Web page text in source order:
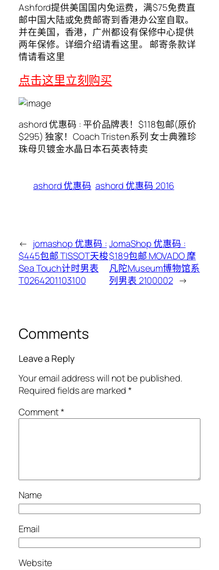
Ashford提供美国国内免运费，满$75免费直
邮中国大陆或免费邮寄到香港办公室自取。
并在美国，香港，广州都设有保修中心提供
两年保修。详细介绍请看这里。 邮寄条款详
情请看这里
点击这里立刻购买
ashord 优惠码 : 平价品牌表！$118包邮(原价
$295) 独家！Coach Tristen系列 女士典雅珍
珠母贝镀金水晶日本石英表特卖
ashord 优惠码 ashord 优惠码 2016
← jomashop 优惠码 :
$445包邮 TISSOT天梭
Sea Touch计时男表
T0264201103100
JomaShop 优惠码 :
$189包邮 MOVADO 摩
凡陀Museum博物馆系
列男表 2100002 →
Comments
Leave a Reply
Your email address will not be published.
Required fields are marked*
Comment*
Name
Email
Website